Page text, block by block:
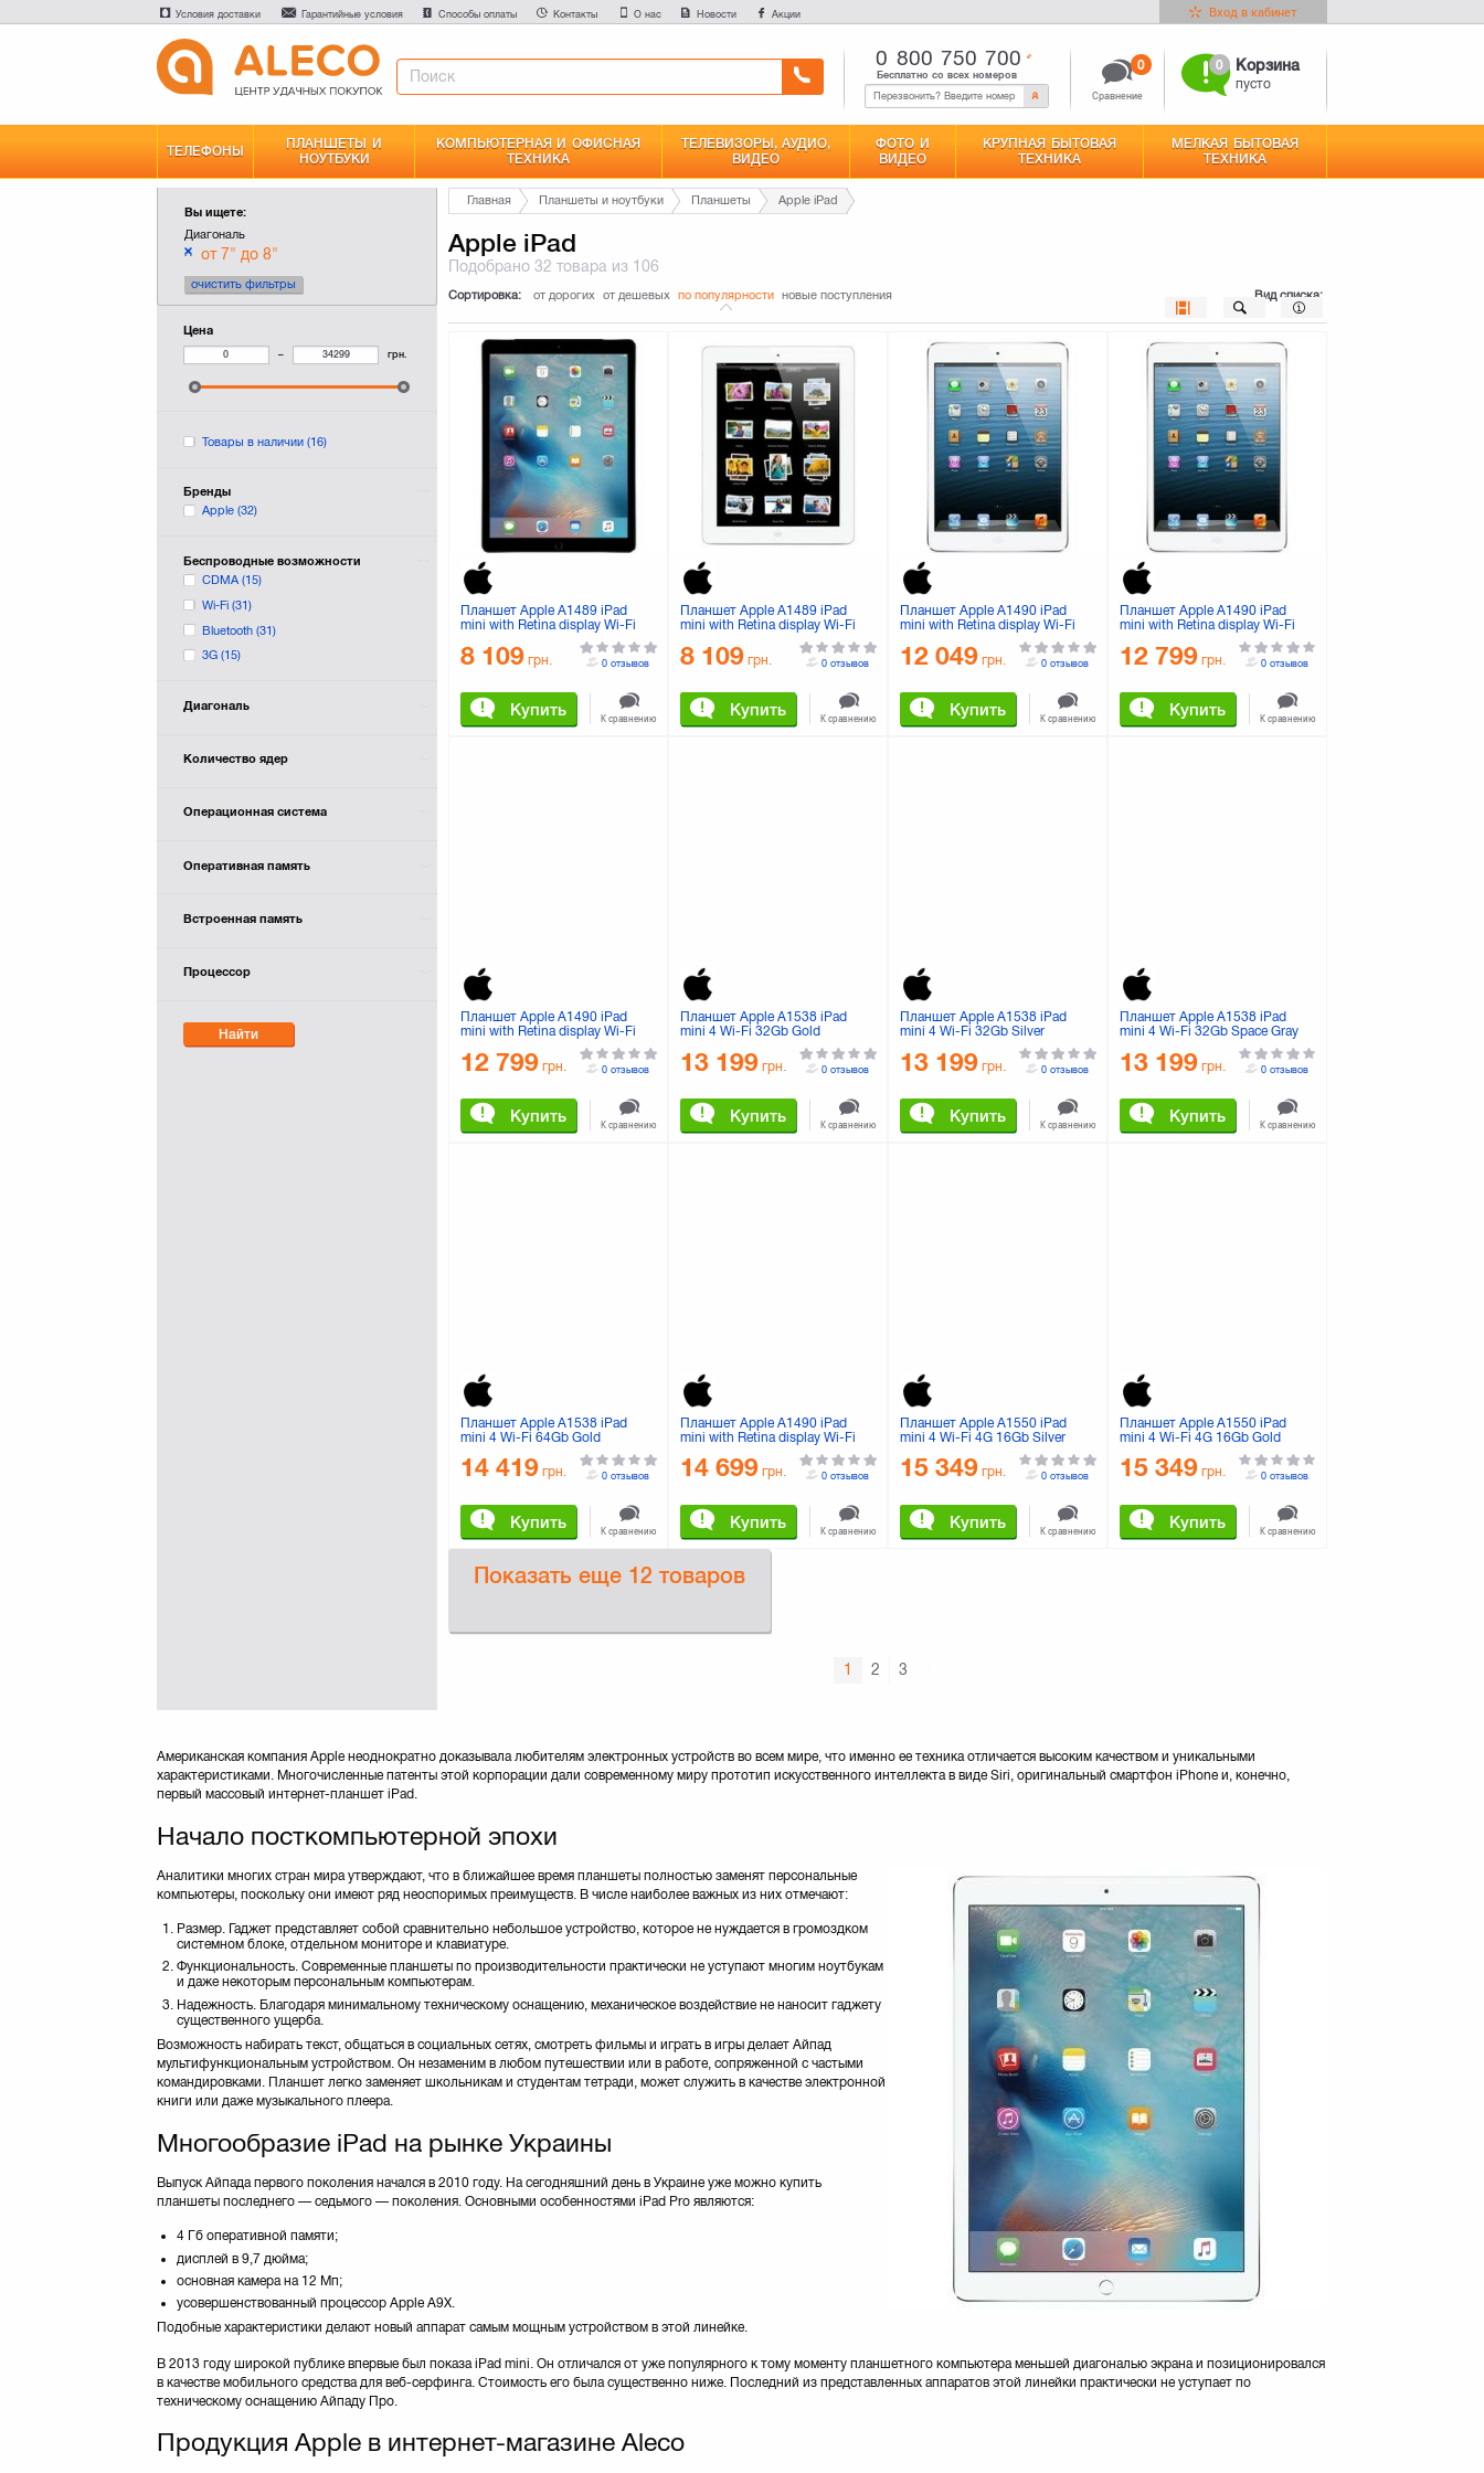
Условия доставки Гарантийные условия Способы оплаты Контакты О нас Новости Акции Вход в кабинет
0 800 750 700
Бесплатно со всех номеров
Сравнение
0 0 Корзина
пусто
ТЕЛЕФОНЫ
ПЛАНШЕТЫ И
НОУТБУКИ
КОМПЬЮТЕРНАЯ И ОФИСНАЯ
ТЕХНИКА
ТЕЛЕВИЗОРЫ, АУДИО,
ВИДЕО
ФОТО И
ВИДЕО
КРУПНАЯ БЫТОВАЯ
ТЕХНИКА
МЕЛКАЯ БЫТОВАЯ
ТЕХНИКА
Вы ищете:
Диагональ
от 7" до 8"
очистить фильтры
Цена
– грн.
Товары в наличии(16)
Бренды
Apple(32)
Беспроводные возможности
CDMA(15)
Wi-Fi(31)
Bluetooth(31)
3G(15)
Диагональ
Количество ядер
Операционная система
Оперативная память
Встроенная память
Процессор
Найти
Главная Планшеты и ноутбуки Планшеты Apple iPad
Apple iPad
Подобрано32 товара из 106
Сортировка: от дорогих от дешевых по популярности новые поступления Вид списка:
Планшет Apple A1489 iPad
mini with Retina display Wi-Fi
32GB Space Gray (ME277TU/A)
8 109 грн.
Купить
0 отзывов
К сравнению
Планшет Apple A1489 iPad
mini with Retina display Wi-Fi
32GB Silver (ME280TU/A)
8 109 грн.
Купить
0 отзывов
К сравнению
Планшет Apple A1490 iPad
mini with Retina display Wi-Fi
4G 16GB Silver (ME814TU/A)
12 049 грн.
Купить
0 отзывов
К сравнению
Планшет Apple A1490 iPad
mini with Retina display Wi-Fi
4G 32GB (ME824TU/A)
12 799 грн.
Купить
0 отзывов
К сравнению
Планшет Apple A1490 iPad
mini with Retina display Wi-Fi
4G 32GB Space Gray
(ME820TU/A)
12 799 грн.
Купить
0 отзывов
К сравнению
Планшет Apple A1538 iPad
mini 4 Wi-Fi 32Gb Gold
13 199 грн.
Купить
0 отзывов
К сравнению
Планшет Apple A1538 iPad
mini 4 Wi-Fi 32Gb Silver
13 199 грн.
Купить
0 отзывов
К сравнению
Планшет Apple A1538 iPad
mini 4 Wi-Fi 32Gb Space Gray
13 199 грн.
Купить
0 отзывов
К сравнению
Планшет Apple A1538 iPad
mini 4 Wi-Fi 64Gb Gold
14 419 грн.
Купить
0 отзывов
К сравнению
Планшет Apple A1490 iPad
mini with Retina display Wi-Fi
4G 64GB Silver (ME832TU/A)
14 699 грн.
Купить
0 отзывов
К сравнению
Планшет Apple A1550 iPad
mini 4 Wi-Fi 4G 16Gb Silver
15 349 грн.
Купить
0 отзывов
К сравнению
Планшет Apple A1550 iPad
mini 4 Wi-Fi 4G 16Gb Gold
15 349 грн.
Купить
0 отзывов
К сравнению
Показать еще 12 товаров
1 2 3
Американская компания Apple неоднократно доказывала любителям электронных устройств во всем мире, что именно ее техника отличается высоким качеством и уникальными
характеристиками. Многочисленные патенты этой корпорации дали современному миру прототип искусственного интеллекта в виде Siri, оригинальный смартфон iPhone и, конечно,
первый массовый интернет-планшет iPad.
Начало посткомпьютерной эпохи
Аналитики многих стран мира утверждают, что в ближайшее время планшеты полностью заменят персональные
компьютеры, поскольку они имеют ряд неоспоримых преимуществ. В числе наиболее важных из них отмечают:
Размер. Гаджет представляет собой сравнительно небольшое устройство, которое не нуждается в громоздком
системном блоке, отдельном мониторе и клавиатуре.
Функциональность. Современные планшеты по производительности практически не уступают многим ноутбукам
и даже некоторым персональным компьютерам.
Надежность. Благодаря минимальному техническому оснащению, механическое воздействие не наносит гаджету
существенного ущерба.
Возможность набирать текст, общаться в социальных сетях, смотреть фильмы и играть в игры делает Айпад
мультифункциональным устройством. Он незаменим в любом путешествии или в работе, сопряженной с частыми
командировками. Планшет легко заменяет школьникам и студентам тетради, может служить в качестве электронной
книги или даже музыкального плеера.
Многообразие iPad на рынке Украины
Выпуск Айпада первого поколения начался в 2010 году. На сегодняшний день в Украине уже можно купить
планшеты последнего — седьмого — поколения. Основными особенностями iPad Pro являются:
4 Гб оперативной памяти;
дисплей в 9,7 дюйма;
основная камера на 12 Мп;
усовершенствованный процессор Apple A9X.
Подобные характеристики делают новый аппарат самым мощным устройством в этой линейке.
В 2013 году широкой публике впервые был показа iPad mini. Он отличался от уже популярного к тому моменту планшетного компьютера меньшей диагональю экрана и позиционировался
в качестве мобильного средства для веб-серфинга. Стоимость его была существенно ниже. Последний из представленных аппаратов этой линейки практически не уступает по
техническому оснащению Айпаду Про.
Продукция Apple в интернет-магазине Aleco